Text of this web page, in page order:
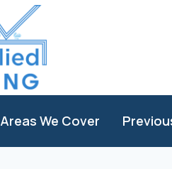
Areas We Cover